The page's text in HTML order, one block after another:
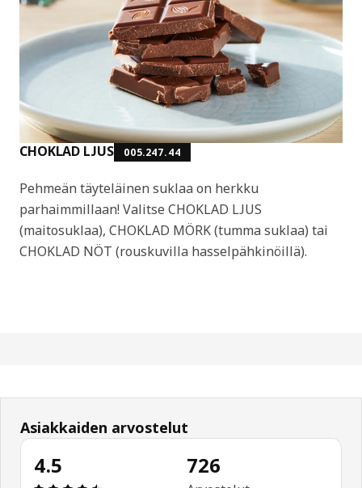
CHOKLAD LJUS 005.247.44
Pehmeän täyteläinen suklaa on herkku
parhaimmillaan! Valitse CHOKLAD LJUS
(maitosuklaa), CHOKLAD MÖRK (tumma suklaa) tai
CHOKLAD NÖT (rouskuvilla hasselpähkinöillä).
Asiakkaiden arvostelut
4.5 726